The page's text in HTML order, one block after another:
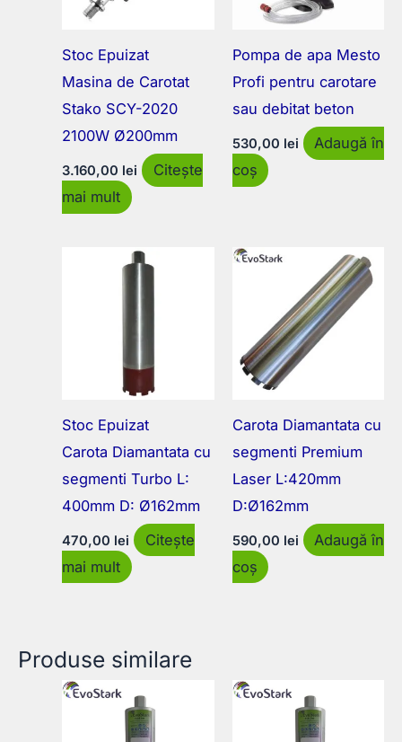
Stoc Epuizat
Masina de Carotat
Stako SCY-2020
2100W Ø200mm
3.160,00 lei
Citește
mai mult
Pompa de apa Mesto
Profi pentru carotare
sau debitat beton
530,00 lei
Adaugă în
coș
Stoc Epuizat
Carota Diamantata cu
segmenti Turbo L:
400mm D: Ø162mm
470,00 lei
Citește
mai mult
Carota Diamantata cu
segmenti Premium
Laser L:420mm
D:Ø162mm
590,00 lei
Adaugă în
coș
Produse similare